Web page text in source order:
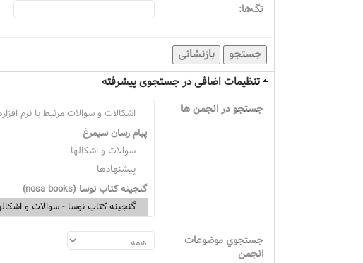
تگ‌ها:
جستجو
بازنشانی
تنظیمات اضافی در جستجوی پیشرفته
جستجو در انجمن ها
جستجوي موضوعات
انجمن